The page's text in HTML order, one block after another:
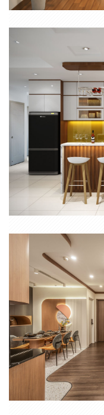
CĂN HỘ
CĂN